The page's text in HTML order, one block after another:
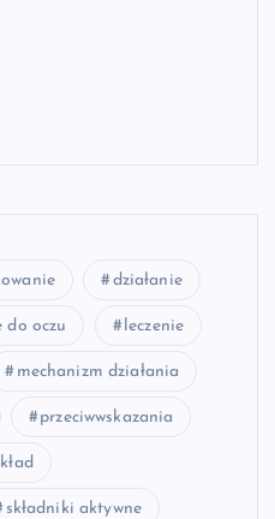
działanie
do oczu leczenie
mechanizm działania
przeciwwskazania
składniki aktywne